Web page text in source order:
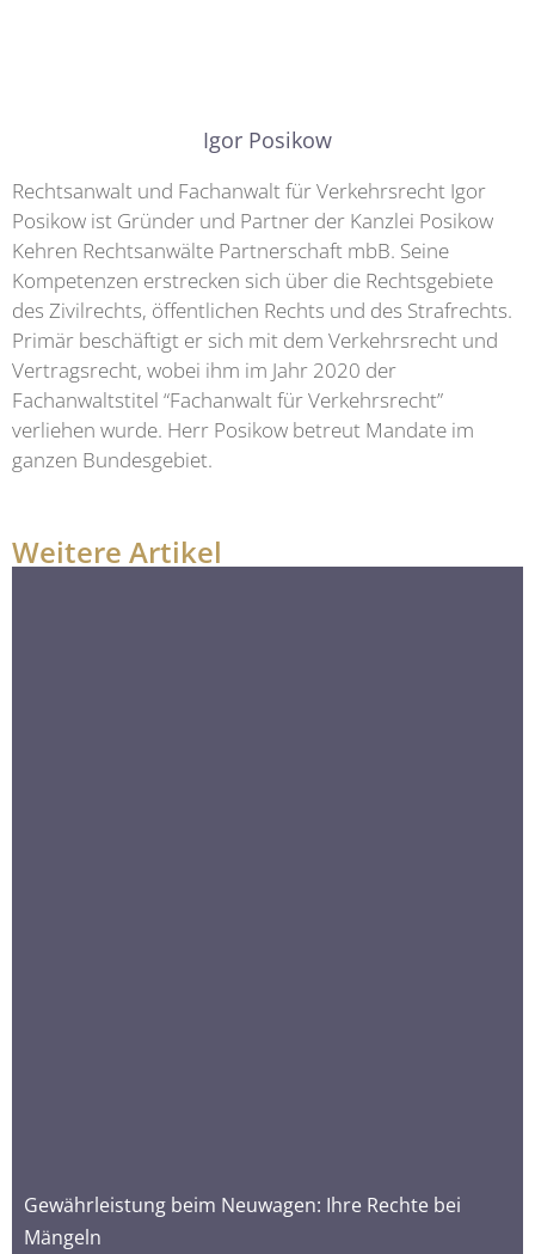
Igor Posikow
Rechtsanwalt und Fachanwalt für Verkehrsrecht Igor
Posikow ist Gründer und Partner der Kanzlei Posikow
Kehren Rechtsanwälte Partnerschaft mbB. Seine
Kompetenzen erstrecken sich über die Rechtsgebiete
des Zivilrechts, öffentlichen Rechts und des Strafrechts.
Primär beschäftigt er sich mit dem Verkehrsrecht und
Vertragsrecht, wobei ihm im Jahr 2020 der
Fachanwaltstitel “Fachanwalt für Verkehrsrecht”
verliehen wurde. Herr Posikow betreut Mandate im
ganzen Bundesgebiet.
Weitere Artikel
Gewährleistung beim Neuwagen: Ihre Rechte bei
Mängeln